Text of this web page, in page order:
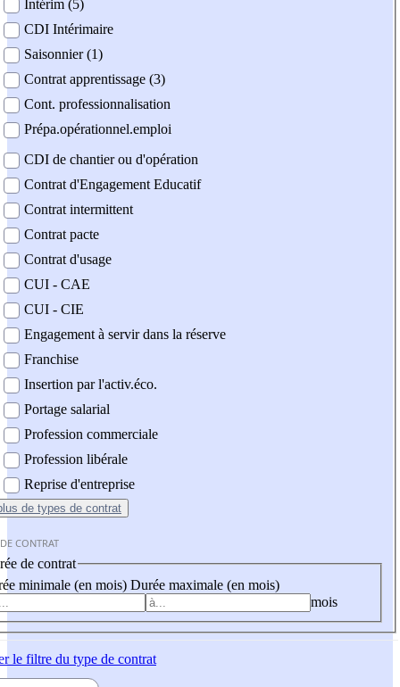
Intérim (5)
CDI Intérimaire
Saisonnier (1)
Contrat apprentissage (3)
Cont. professionnalisation
Prépa.opérationnel.emploi
CDI de chantier ou d'opération
Contrat d'Engagement Educatif
Contrat intermittent
Contrat pacte
Contrat d'usage
CUI - CAE
CUI - CIE
Engagement à servir dans la réserve
Franchise
Insertion par l'activ.éco.
Portage salarial
Profession commerciale
Profession libérale
Reprise d'entreprise
de types de contrat
CONTRAT
de contrat
minimale (en mois) Durée maximale (en mois)
mois
le filtre du type de contrat